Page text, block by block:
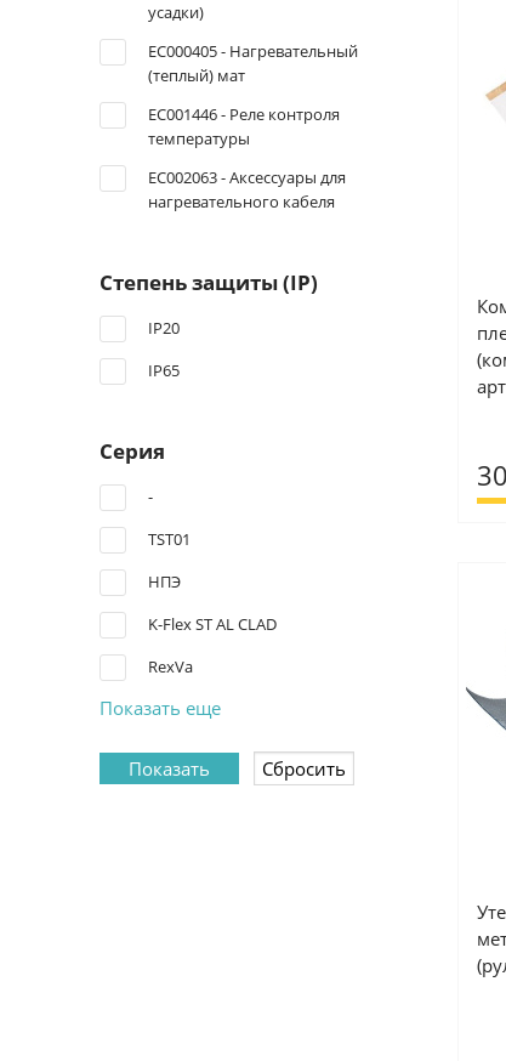
усадки)
EC000405 - Нагревательный
(теплый) мат
EC001446 - Реле контроля
температуры
EC002063 - Аксессуары для
нагревательного кабеля
Степень защиты (IP)
IP20
IP65
Серия
-
TST01
НПЭ
K-Flex ST AL CLAD
RexVa
Показать еще